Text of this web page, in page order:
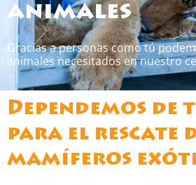
animales
Gracias a personas como tú
animales necesitados en nuestro
Dependemos de
para el rescate
mamíferos